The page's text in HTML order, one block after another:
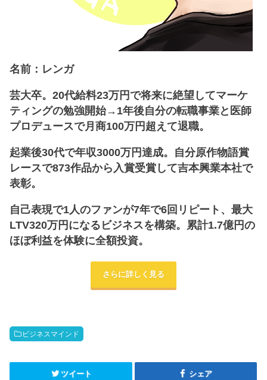
名前：レンガ
芸大卒。20代給料23万円で将来に絶望してマーケ
ティングの勉強開始→1年後自分の転職事業と医師
プロデュースで月商100万円超えて退職。
起業後30代で年収3000万円達成。自分原作物語賞
レースで873作品から入賞受賞して吉本興業本社で
表彰。
自己表現で1人のファンが7年で6回リピート、最大
LTV320万円になるビジネスを構築。累計1.7億円の
ほぼ利益を体験に全額投資。
さらに詳しく見る
ビジネスマインド
ツイート シェア